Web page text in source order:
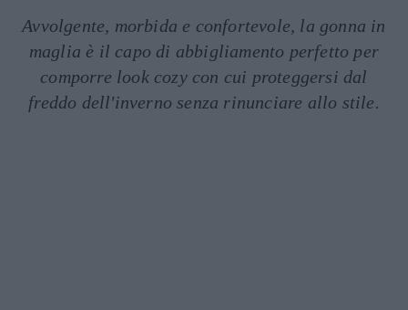
Avvolgente, morbida e confortevole, la gonna in
maglia è il capo di abbigliamento perfetto per
comporre look cozy con cui proteggersi dal
freddo dell'inverno senza rinunciare allo stile.